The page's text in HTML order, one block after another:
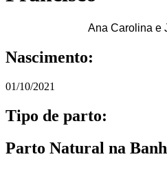
Ana Carolina e
Nascimento:
01/10/2021
Tipo de parto:
Parto Natural na